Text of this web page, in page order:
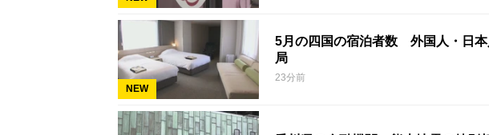
NEW
5月の四国の宿泊者数 外国人・日
局
23分前